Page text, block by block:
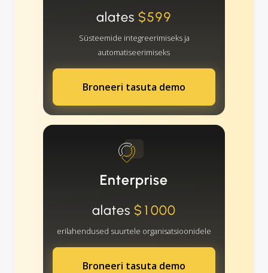
alates $599
Süsteemide integreerimiseks ja
automatiseerimiseks
Broneeri tasuta demo
Enterprise
alates $1000
erilahendused suurtele organisatsioonidele
Broneeri tasuta demo